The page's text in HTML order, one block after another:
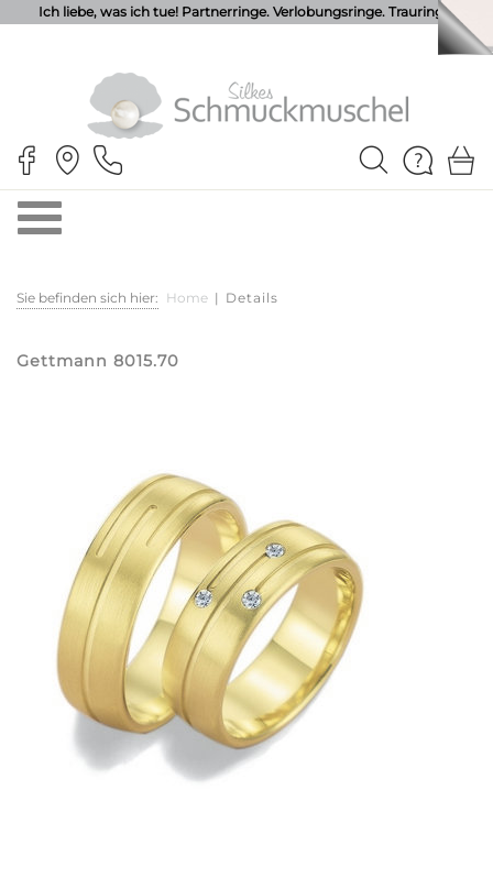
Ich liebe, was ich tue! Partnerringe. Verlobungsringe. Trauringe.
Sie befinden sich hier: Home | Details
Gettmann 8015.70